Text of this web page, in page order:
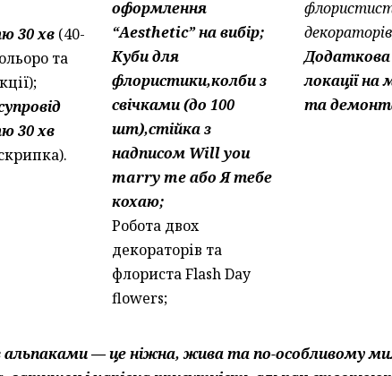
30 хв (40-
та
30 хв
оформлення
“Aesthetic” на вибір;
Куби для
флористики,колби з
свічками (до 100
шт),стійка з
надписом Will you
marry me або Я тебе
кохаю;
Робота двох
декораторів та
флориста Flash Day
flowers;
Додаткова
локації
та
альпаками — це ніжна, жива та по-особливому